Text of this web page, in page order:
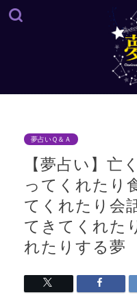
夢占いＱ＆Ａ
【夢占い】亡
ってくれたり
てくれたり会
てきてくれた
れたりする夢